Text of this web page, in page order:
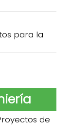
para la
de